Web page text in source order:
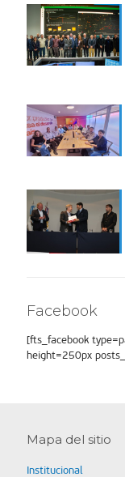
Facebook
[fts_facebook
height=250px
Mapa del sitio
Institucional